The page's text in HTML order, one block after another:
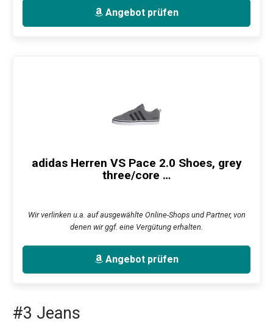
Angebot prüfen
adidas Herren VS Pace 2.0 Shoes, grey
three/core …
Wir verlinken u.a. auf ausgewählte Online-Shops und Partner, von
denen wir ggf. eine Vergütung erhalten.
Angebot prüfen
#3 Jeans